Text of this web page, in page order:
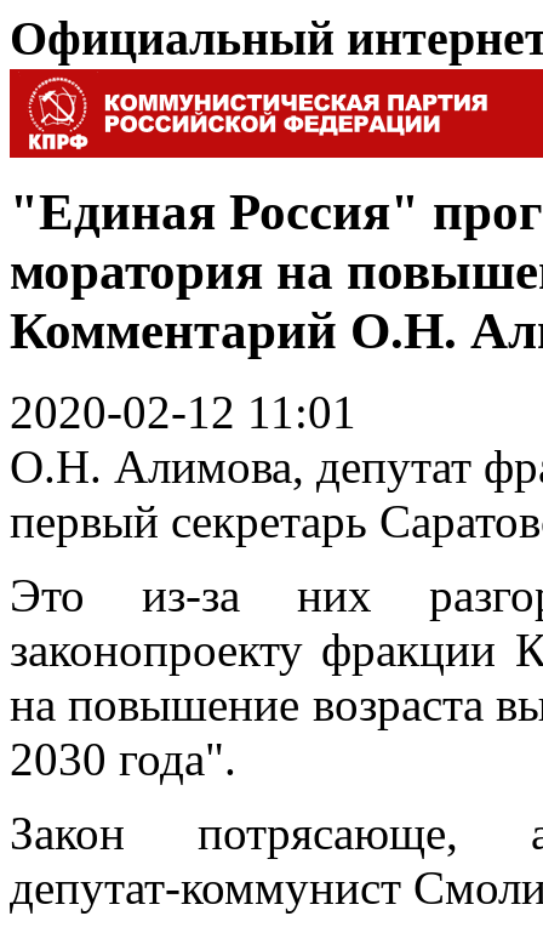
Официальный
"Единая Россия"
моратория на
Комментарий О.Н.
2020-02-12 11:01
О.Н. Алимова, депутат
первый секретарь
Это из-за них
законопроекту
на повышение возраста
2030 года".
Закон потрясающе,
депутат-коммунист